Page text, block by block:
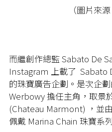
（圖片來
而繼創作總監 Sabato De
Instagram 上載了 Sabato
的珠寶廣告企劃。是次企
Werbowy 擔任主角，取景
(Chateau Marmont) ，並
佩戴 Marina Chain 珠寶系